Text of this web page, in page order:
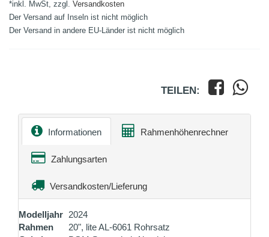
*inkl. MwSt, zzgl. Versandkosten
Der Versand auf Inseln ist nicht möglich
Der Versand in andere EU-Länder ist nicht möglich
TEILEN:
Informationen Rahmenhöhenrechner
Zahlungsarten
Versandkosten/Lieferung
Modelljahr 2024
Rahmen
20", lite AL-6061 Rohrsatz